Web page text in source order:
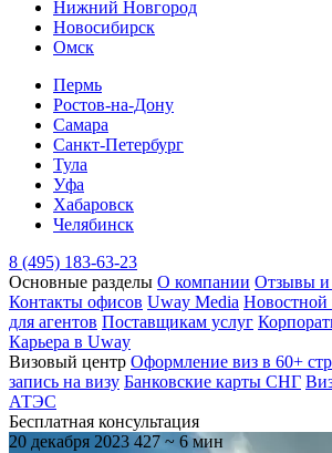
Нижний Новгород
Новосибирск
Омск
Пермь
Ростов-на-Дону
Самара
Санкт-Петербург
Тула
Уфа
Хабаровск
Челябинск
8 (495) 183-63-23
Основные разделы О компании Отзывы и
Контакты офисов Uway Media Новостной
для агентов Поставщикам услуг
Карьера в Uway
Визовый центр Оформление виз в 60+
запись на визу Банковские карты СНГ
АТЭС
Бесплатная консультация
20 декабря 2023 427 ~ 6 мин